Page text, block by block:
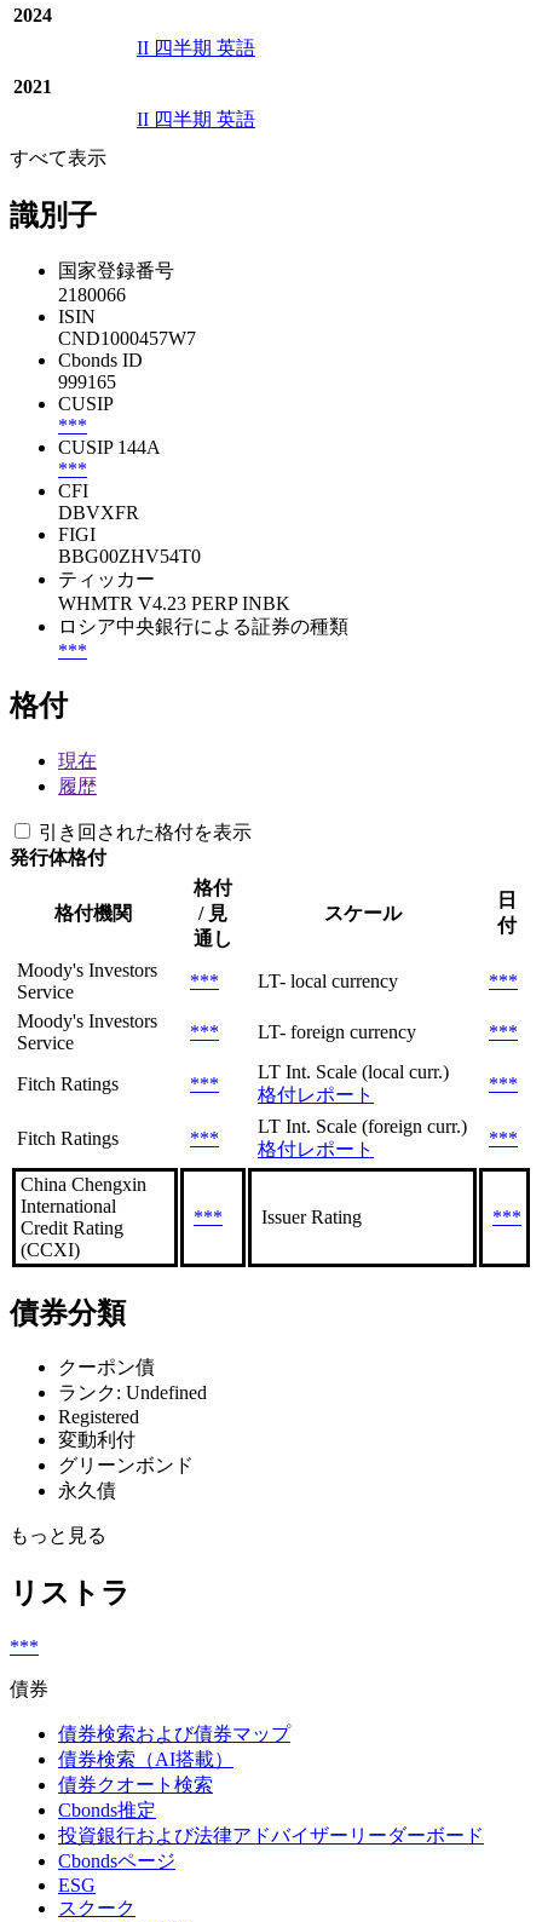
2024
II 四半期 英語
2021
II 四半期 英語
すべて表示
識別子
国家登録番号
2180066
ISIN
CND1000457W7
Cbonds ID
999165
CUSIP
***
CUSIP 144A
***
CFI
DBVXFR
FIGI
BBG00ZHV54T0
ティッカー
WHMTR V4.23 PERP INBK
ロシア中央銀行による証券の種類
***
格付
現在
履歴
引き回された格付を表示
発行体格付
格付機関
格付
/ 見
通し
スケール
日
付
Moody's Investors
Service
*** LT- local currency
***
Moody's Investors
Service
*** LT- foreign currency ***
Fitch Ratings ***
LT Int. Scale (local curr.)
格付レポート
***
Fitch Ratings ***
LT Int. Scale (foreign curr.)
格付レポート
***
China Chengxin
International
Credit Rating
(CCXI)
*** Issuer Rating ***
債券分類
クーポン債
ランク: Undefined
Registered
変動利付
グリーンボンド
永久債
もっと見る
リストラ
***
債券
債券検索および債券マップ
債券検索（AI搭載）
債券クオート検索
Cbonds推定
投資銀行および法律アドバイザーリーダーボード
Cbondsページ
ESG
スクーク